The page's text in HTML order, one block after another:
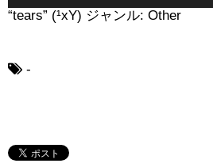
プ
ヤ
“tears” (¹xY) ジャンル: Other
-